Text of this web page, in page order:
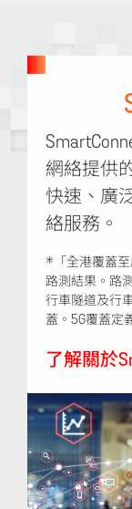
網絡提供
快速、廣
絡服務。
*「全港覆蓋至
路測結果。路
行車隧道及行
蓋。5G覆蓋定
了解關於